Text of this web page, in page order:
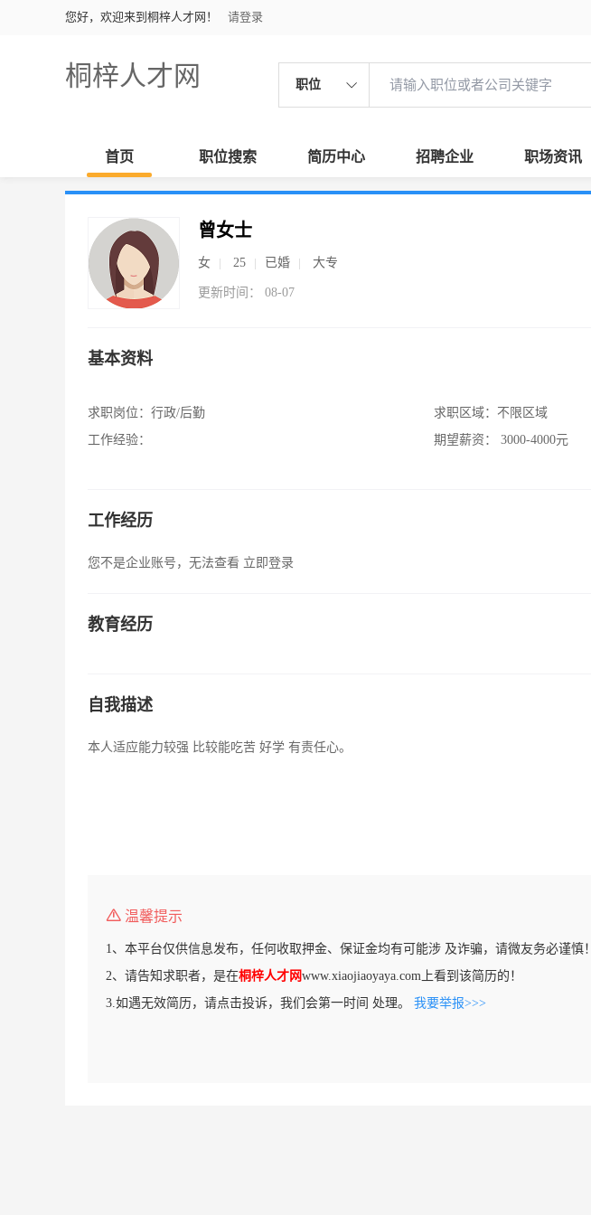
您好，欢迎来到桐梓人才网！ 请登录
桐梓人才网 职位
首页 职位搜索 简历中心 招聘企业 职场资讯
曾女士
女 25 已婚 大专
更新时间： 08-07
基本资料
求职岗位： 行政/后勤
工作经验：
求职区域： 不限区域
期望薪资：
3000-4000元
工作经历
您不是企业账号，无法查看 立即登录
教育经历
自我描述
本人适应能力较强 比较能吃苦 好学 有责任心。
温馨提示
1、本平台仅供信息发布，任何收取押金、保证金均有可能涉 及诈骗，请微友务必谨慎！
2、请告知求职者，是在桐梓人才网www.xiaojiaoyaya.com上看到该简历的！
3.如遇无效简历，请点击投诉，我们会第一时间 处理。 我要举报>>>